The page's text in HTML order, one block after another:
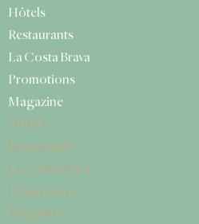
Hôtels
Restaurants
La Costa Brava
Promotions
Magazine
Hôtels
Restaurants
La Costa Brava
Promotions
Magazine